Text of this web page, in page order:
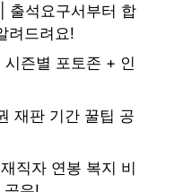
출석요구서부터 합
려드려요!
즌별 포토존 + 인
재판 기간 꿀팁 공
직자 연봉 복지 비